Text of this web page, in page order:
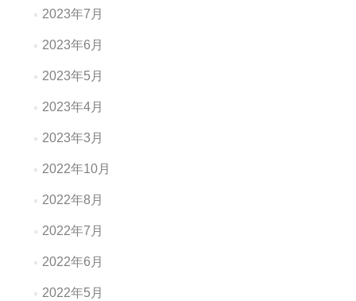
2023年7月
2023年6月
2023年5月
2023年4月
2023年3月
2022年10月
2022年8月
2022年7月
2022年6月
2022年5月